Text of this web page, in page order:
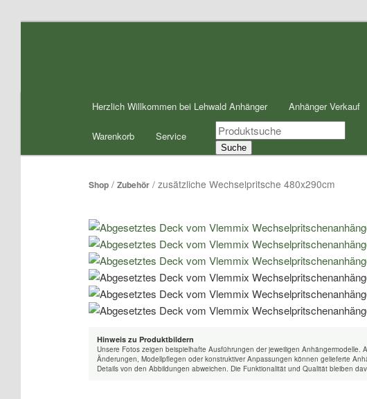
Herzlich Willkommen bei Lehwald Anhänger Anhänger Verkauf
Warenkorb Service
Products
search
Suche
Shop/ Zubehör/ zusätzliche Wechselpritsche 480x290cm
Hinweis zu Produktbildern
Unsere Fotos zeigen beispielhafte Ausführungen der jeweiligen Anhängermodelle.
Änderungen, Modellpflegen oder konstruktiver Anpassungen können gelieferte
Details von den Abbildungen abweichen. Die Funktionalität und Qualität bleiben